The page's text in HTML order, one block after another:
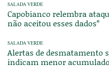
SALADA VERDE
Capobianco relembra
não aceitou esses dados”
SALADA VERDE
Alertas de desmatamento
indicam menor